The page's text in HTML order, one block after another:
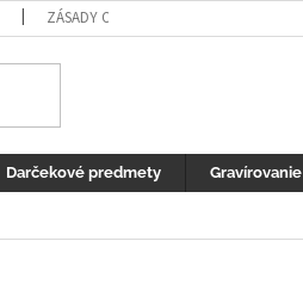
ZÁSADY OCHRANY OSOBNÝCH ÚDAJOV
Darčekové predmety Gravírovanie